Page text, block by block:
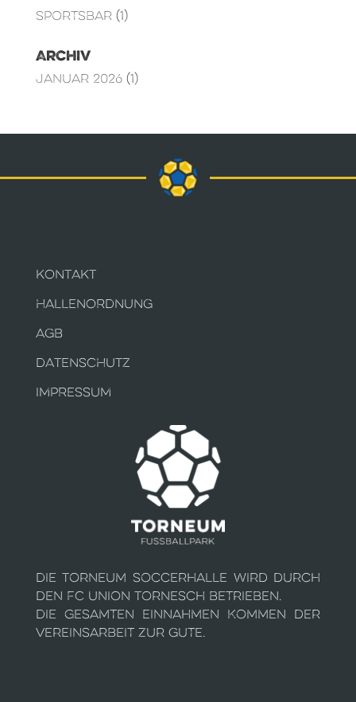
Sportsbar (1)
Archiv
Januar 2026(1)
KONTAKT
HALLENORDNUNG
AGB
DATENSCHUTZ
IMPRESSUM
Die Torneum Soccerhalle wird durch
den FC Union Tornesch betrieben.
Die gesamten Einnahmen kommen der
Vereinsarbeit zur Gute.